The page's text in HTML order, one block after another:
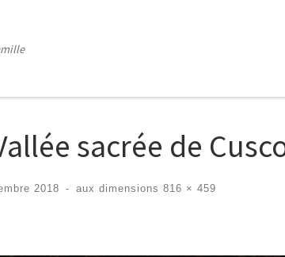
sacrée de
2018 - aux dimensions 816 × 459